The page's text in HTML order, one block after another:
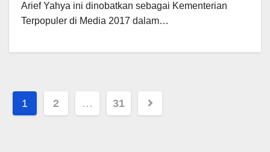
Arief Yahya ini dinobatkan sebagai Kementerian
Terpopuler di Media 2017 dalam…
Posts
1 2 … 31